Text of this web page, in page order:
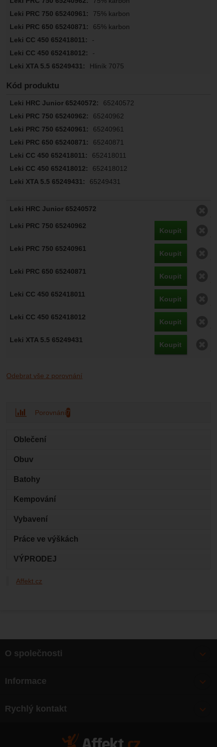
75% karbon
65% karbon
-
-
Hliník 7075
Kód produktu
65240572
65240962
65240961
65240871
652418011
652418012
65249431
Koupit
Koupit
Koupit
Koupit
Koupit
Koupit
Odebrat vše z porovnání
Porovnání7
Oblečení
Obuv
Batohy
Kempování
Vybavení
Práce ve výškách
VÝPRODEJ
Affekt.cz
O společnosti
O nás
Mapa webu
Rychlý kontakt
Informace
Výměna, vrácení zboží
Zásady ochrany osobních údajů